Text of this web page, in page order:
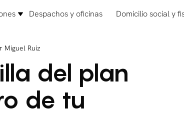
Despachos y oficinas Domicilio social y
Miguel Ruiz
del plan
de tu